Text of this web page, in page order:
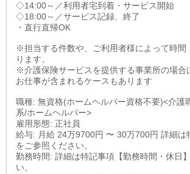
◇14:00～／利用者宅到着・サービス開始
◇18:00～／サービス記録、終了
・直行直帰OK
※担当する件数や、ご利用者様によって時間
ります。
※介護保険サービスを提供する事業所の場合
お仕事が含まれるケースもあります
職種: 無資格(ホームヘルパー資格不要)<介護
系/ホームヘルパー>
雇用形態: 正社員
給与: 月給 24万9700円 〜 30万700円 詳細は
をご参照ください。
勤務時間: 詳細は特記事項【勤務時間・休日
い。